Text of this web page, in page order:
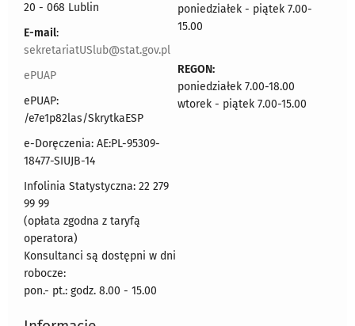
20 - 068 Lublin
E-mail:
sekretariatUSlub@stat.gov.pl
ePUAP
ePUAP:
/e7e1p82las/SkrytkaESP
e-Doręczenia: AE:PL-95309-
18477-SIUJB-14
Infolinia Statystyczna: 22 279
99 99
(opłata zgodna z taryfą
operatora)
Konsultanci są dostępni w dni
robocze:
pon.- pt.: godz. 8.00 - 15.00
poniedziałek - piątek 7.00-
15.00
REGON:
poniedziałek 7.00-18.00
wtorek - piątek 7.00-15.00